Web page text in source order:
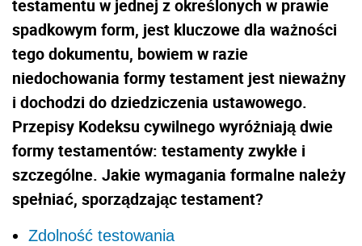
testamentu w jednej z określonych w prawie
spadkowym form, jest kluczowe dla ważności
tego dokumentu, bowiem w razie
niedochowania formy testament jest nieważny
i dochodzi do dziedziczenia ustawowego.
Przepisy Kodeksu cywilnego wyróżniają dwie
formy testamentów: testamenty zwykłe i
szczególne. Jakie wymagania formalne należy
spełniać, sporządzając testament?
Zdolność testowania